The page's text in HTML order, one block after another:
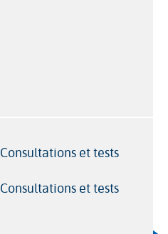
Consultations et tests
Consultations et tests